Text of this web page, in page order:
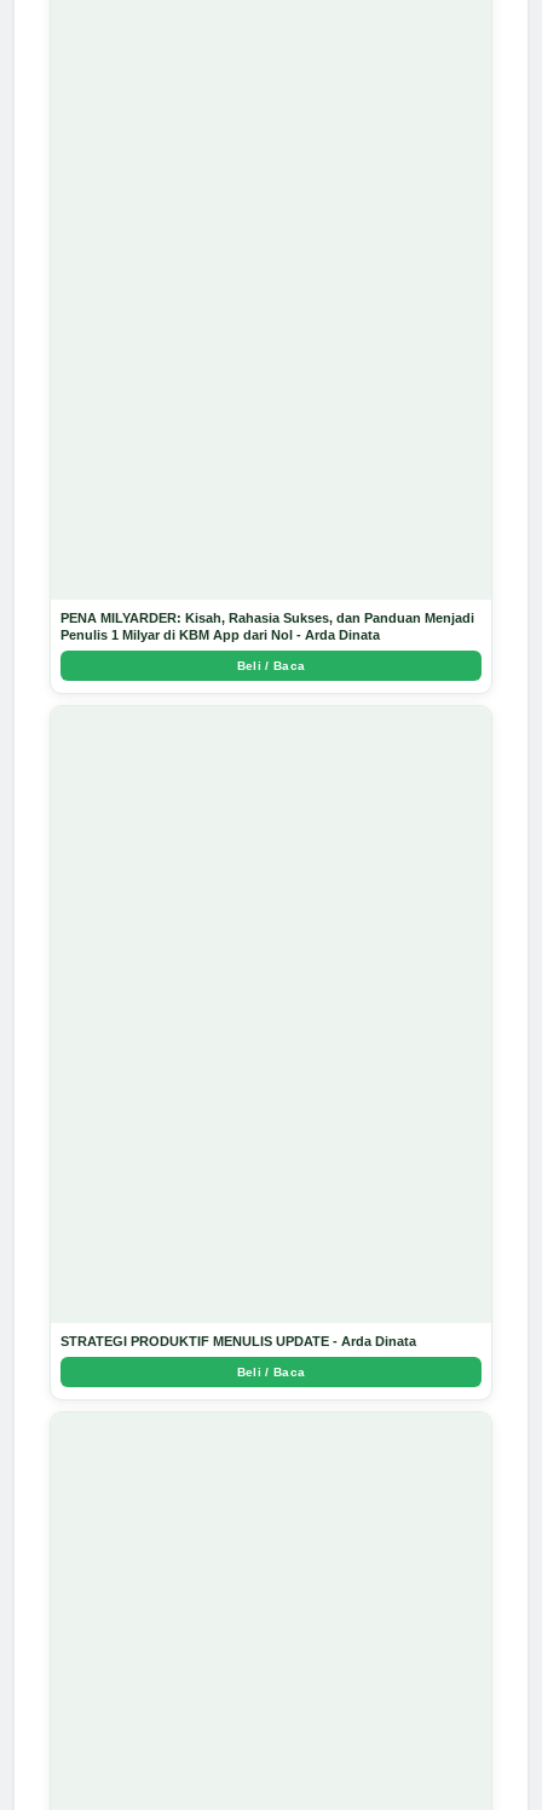
PENA MILYARDER: Kisah, Rahasia Sukses, dan Panduan Menjadi
Penulis 1 Milyar di KBM App dari Nol - Arda Dinata
Beli / Baca
STRATEGI PRODUKTIF MENULIS UPDATE - Arda Dinata
Beli / Baca